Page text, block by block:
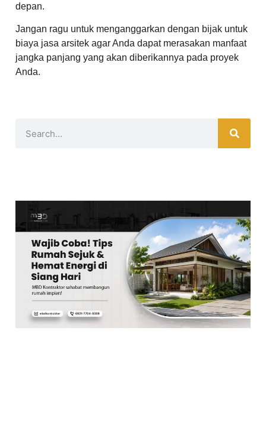
depan.
Jangan ragu untuk menganggarkan dengan bijak untuk
biaya jasa arsitek agar Anda dapat merasakan manfaat
jangka panjang yang akan diberikannya pada proyek
Anda.